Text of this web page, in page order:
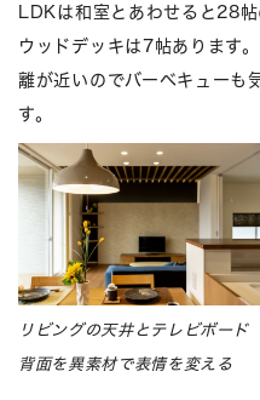
LDKは和室とあわせると28
ウッドデッキは7帖あります
離が近いのでバーベキューも
す。
リビングの天井とテレビボード
背面を異素材で表情を変える